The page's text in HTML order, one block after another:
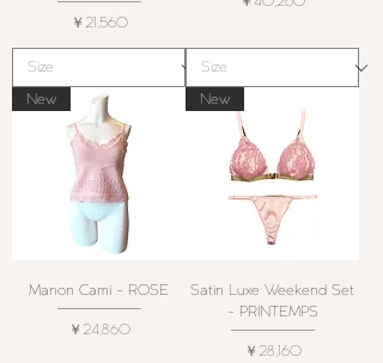
価格
￥21,560
New
Manon Cami - ROSE
価格
￥24,860
New
Satin Luxe Weekend Set
- PRINTEMPS
価格
￥28,160